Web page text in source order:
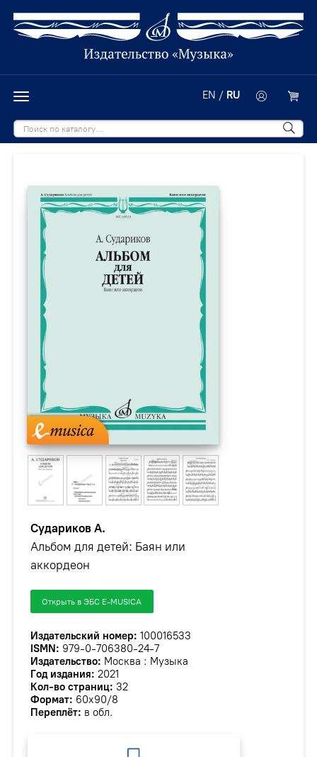
EN / RU
Судариков А.
Альбом для детей: Баян или
аккордеон
Открыть в ЭБС E-MUSICA
Издательский номер: 100016533
ISMN: 979-0-706380-24-7
Издательство: Москва : Музыка
Год издания: 2021
Кол-во страниц: 32
Формат: 60х90/8
Переплёт: в обл.